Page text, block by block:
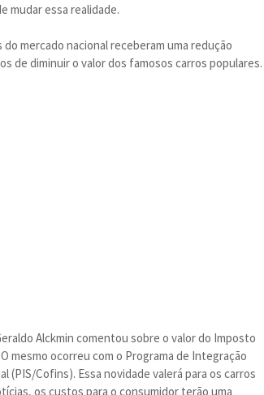
mudar essa realidade.
mercado nacional receberam uma redução
de diminuir o valor dos famosos carros populares.
Alckmin comentou sobre o valor do Imposto
mesmo ocorreu com o Programa de Integração
(PIS/Cofins). Essa novidade valerá para os carros
os custos para o consumidor terão uma